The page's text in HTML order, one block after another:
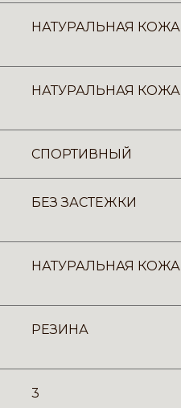
НАТУРАЛЬНАЯ КОЖА
НАТУРАЛЬНАЯ КОЖА
СПОРТИВНЫЙ
БЕЗ ЗАСТЕЖКИ
НАТУРАЛЬНАЯ КОЖА
РЕЗИНА
3